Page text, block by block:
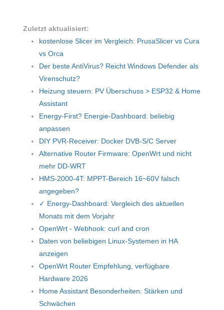
Zuletzt aktualisiert:
kostenlose Slicer im Vergleich: PrusaSlicer vs Cura
vs Orca
Der beste AntiVirus? Reicht Windows Defender als
Virenschutz?
Heizung steuern: PV Überschuss > ESP32 & Home
Assistant
Energy-First? Energie-Dashboard: beliebig
anpassen
DIY PVR-Receiver: Docker DVB-S/C Server
Alternative Router Firmware: OpenWrt und nicht
mehr DD-WRT
HMS-2000-4T: MPPT-Bereich 16~60V falsch
angegeben?
✓ Energy-Dashboard: Vergleich des aktuellen
Monats mit dem Vorjahr
OpenWrt - Webhook: curl and cron
Daten von beliebigen Linux-Systemen in HA
anzeigen
OpenWrt Router Empfehlung, verfügbare
Hardware 2026
Home Assistant Besonderheiten: Stärken und
Schwächen